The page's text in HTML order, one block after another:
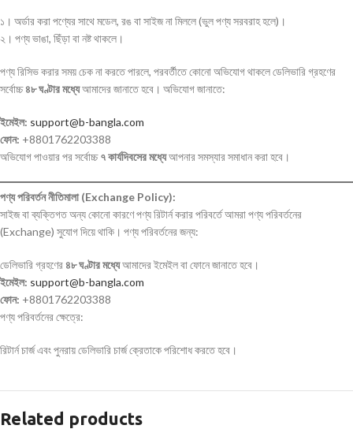
১। অর্ডার করা পণ্যের সাথে মডেল, রঙ বা সাইজ না মিললে (ভুল পণ্য সরবরাহ হলে)।
২। পণ্য ভাঙা, ছিঁড়া বা নষ্ট থাকলে।
পণ্য রিসিভ করার সময় চেক না করতে পারলে, পরবর্তীতে কোনো অভিযোগ থাকলে ডেলিভারি গ্রহণের
সর্বোচ্চ৪৮ ঘণ্টার মধ্যেআমাদের জানাতে হবে। অভিযোগ জানাতে:
ইমেইল: support@b-bangla.com
ফোন: +8801762203388
অভিযোগ পাওয়ার পর সর্বোচ্চ৭ কার্যদিবসের মধ্যেআপনার সমস্যার সমাধান করা হবে।
পণ্য পরিবর্তন নীতিমালা (Exchange Policy):
সাইজ বা ব্যক্তিগত অন্য কোনো কারণে পণ্য রিটার্ন করার পরিবর্তে আমরা পণ্য পরিবর্তনের
(Exchange) সুযোগ দিয়ে থাকি। পণ্য পরিবর্তনের জন্য:
ডেলিভারি গ্রহণের ৪৮ ঘণ্টার মধ্যেআমাদের ইমেইল বা ফোনে জানাতে হবে।
ইমেইল: support@b-bangla.com
ফোন: +8801762203388
পণ্য পরিবর্তনের ক্ষেত্রে:
রিটার্ন চার্জ এবং পুনরায় ডেলিভারি চার্জ ক্রেতাকে পরিশোধ করতে হবে।
Related products